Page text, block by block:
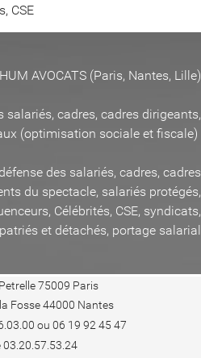
CSE
AVOCATS (Paris, Nantes, Lille)
salariés, cadres, cadres dirigeants,
(optimisation sociale et fiscale)
des salariés, cadres, cadres
du spectacle, salariés protégés,
Célébrités, CSE, syndicats,
et détachés, portage salarial
75009 Paris
Fosse 44000 Nantes
ou 06 19 92 45 47
03.20.57.53.24